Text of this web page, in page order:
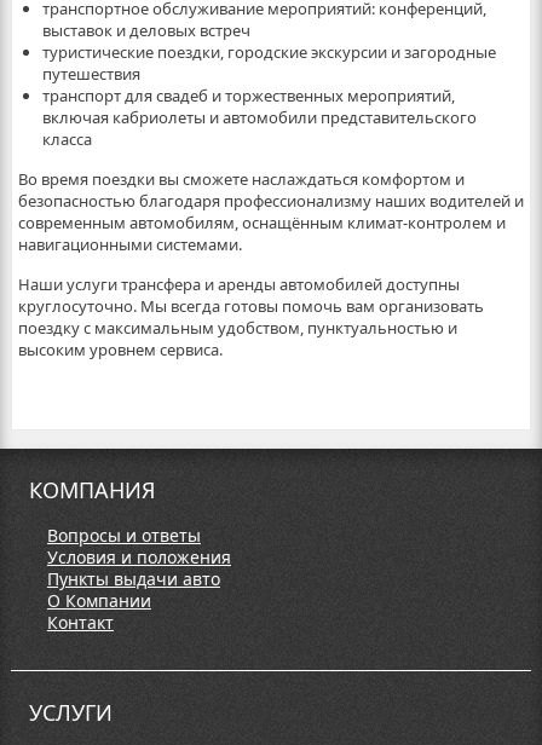
транспортное обслуживание мероприятий: конференций,
выставок и деловых встреч
туристические поездки, городские экскурсии и загородные
путешествия
транспорт для свадеб и торжественных мероприятий,
включая кабриолеты и автомобили представительского
класса
Во время поездки вы сможете наслаждаться комфортом и
безопасностью благодаря профессионализму наших водителей и
современным автомобилям, оснащённым климат-контролем и
навигационными системами.
Наши услуги трансфера и аренды автомобилей доступны
круглосуточно. Мы всегда готовы помочь вам организовать
поездку с максимальным удобством, пунктуальностью и
высоким уровнем сервиса.
КОМПАНИЯ
Вопросы и ответы
Условия и положения
Пункты выдачи авто
О Компании
Контакт
УСЛУГИ